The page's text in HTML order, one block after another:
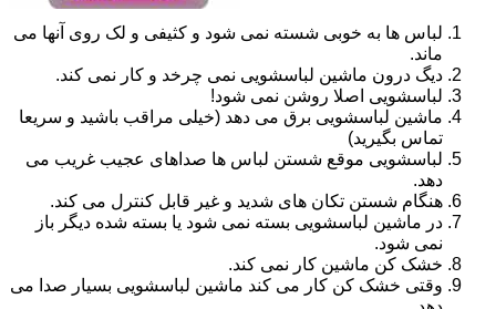
لباس ها به خوبی شسته نمی شود و کثیفی و لک روی آنها می
ماند.
دیگ درون ماشین لباسشویی نمی چرخد و کار نمی کند.
لباسشویی اصلا روشن نمی شود!
ماشین لباسشویی برق می دهد (خیلی مراقب باشید و سریعا
تماس بگیرید)
لباسشویی موقع شستن لباس ها صداهای عجیب غریب می
دهد.
هنگام شستن تکان های شدید و غیر قابل کنترل می کند.
در ماشین لباسشویی بسته نمی شود یا بسته شده دیگر باز
نمی شود.
خشک کن ماشین کار نمی کند.
وقتی خشک کن کار می کند ماشین لباسشویی بسیار صدا می